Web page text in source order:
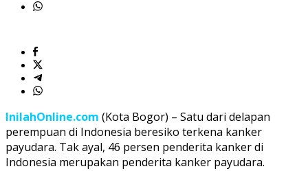
InilahOnline.com (Kota Bogor) – Satu dari delapan
perempuan di Indonesia beresiko terkena kanker
payudara. Tak ayal, 46 persen penderita kanker di
Indonesia merupakan penderita kanker payudara.